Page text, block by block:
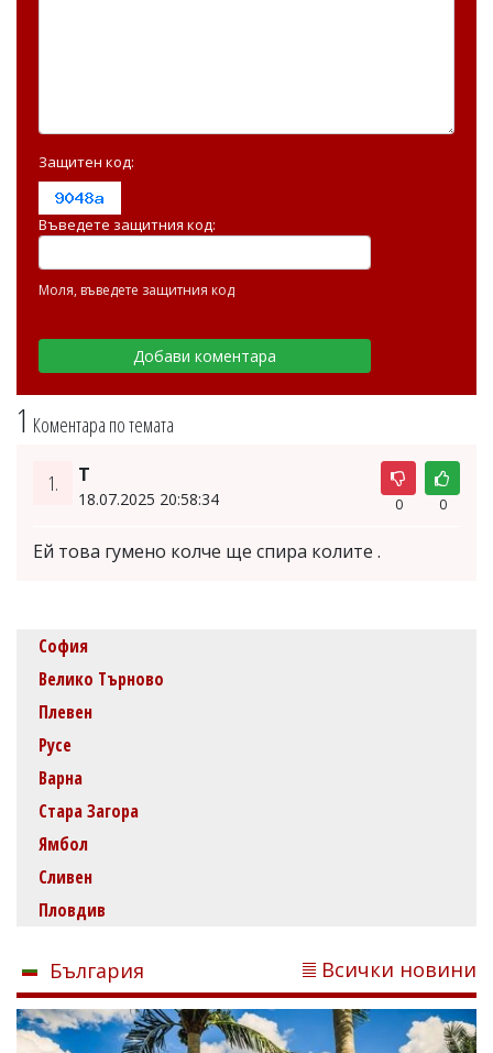
1 Коментара по темата
1. T
18.07.2025 20:58:34 0 0
Ей това гумено колче ще спира колите .
Защитен код:
Въведете защитния код:
Моля, въведете защитния код
София
Велико Търново
Плевен
Русе
Варна
Стара Загора
Ямбол
Сливен
Пловдив
България Всички новини